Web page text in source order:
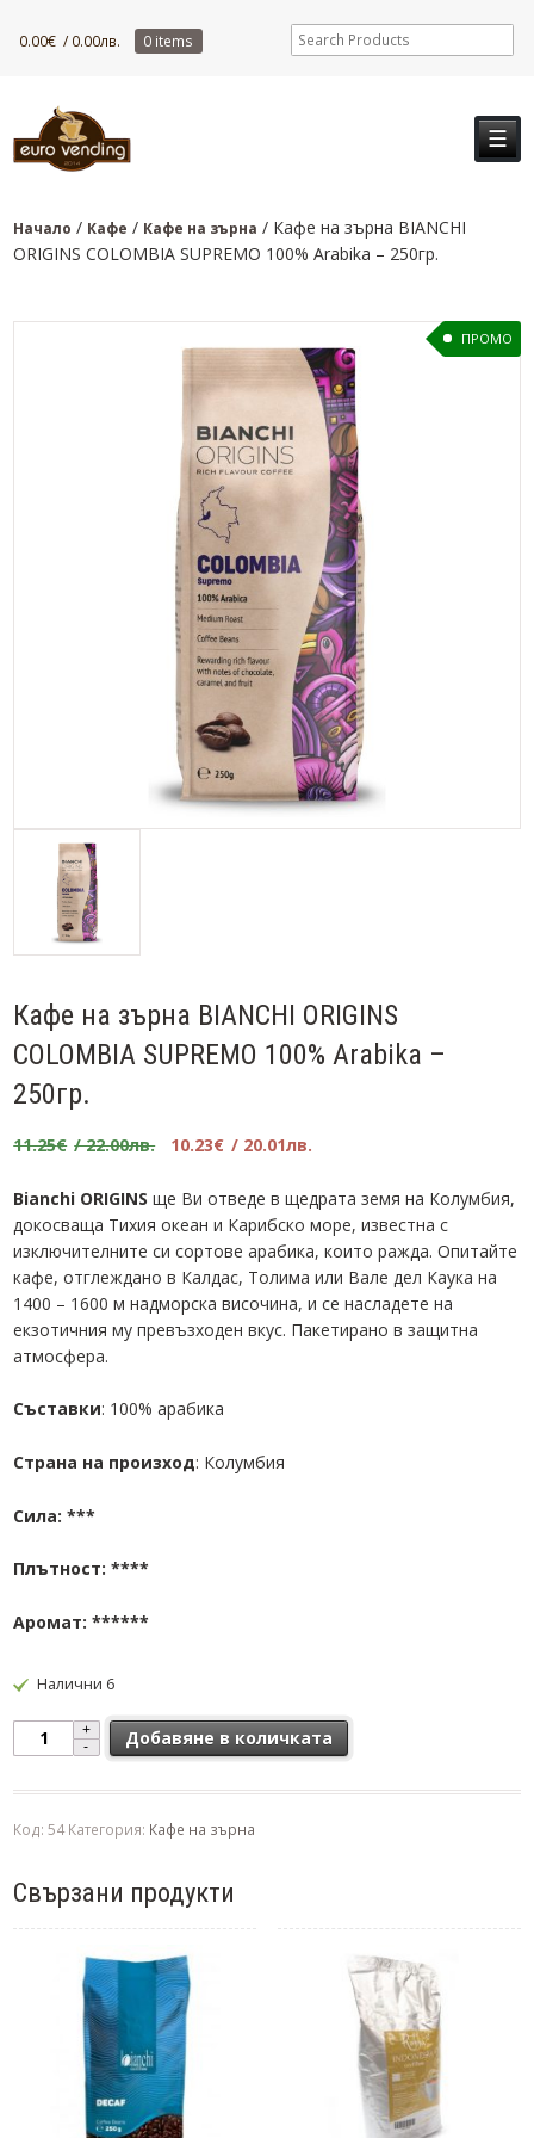
0.00€ / 0.00лв. 0 items
☰
Начало / Кафе / Кафе на зърна / Кафе на зърна BIANCHI
ORIGINS COLOMBIA SUPREMO 100% Arabika – 250гр.
ПРОМО
Кафе на зърна BIANCHI ORIGINS
COLOMBIA SUPREMO 100% Arabika –
250гр.
11.25€ / 22.00лв.
Original
was:
11.25€.
10.23€ / 20.01лв.Текущата
е:
10.23€.
Bianchi ORIGINS ще Ви отведе в щедрата земя на Колумбия,
докосваща Тихия океан и Карибско море, известна с
изключителните си сортове арабика, които ражда. Опитайте
кафе, отглеждано в Калдас, Толима или Вале дел Каука на
1400 – 1600 м надморска височина, и се насладете на
екзотичния му превъзходен вкус. Пакетирано в защитна
атмосфера.
Съставки: 100% арабика
Страна на произход: Колумбия
Сила: ***
Плътност: ****
Аромат: ******
Налични 6
количество за Кафе на зърна BIANCHI ORIGINS COLOMBIA
Добавяне в количката
Код:54 Категория: Кафе на зърна
Свързани продукти